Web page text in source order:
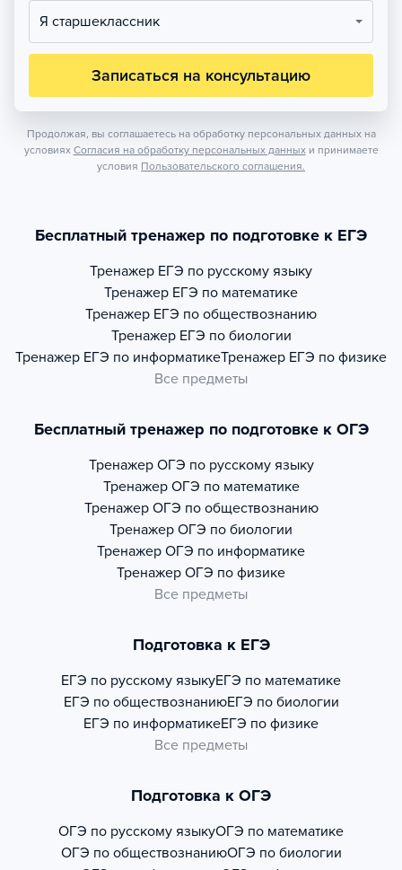
Я старшеклассник
Записаться на консультацию
Продолжая, вы соглашаетесь на обработку персональных данных на
условиях Согласия на обработку персональных данных и принимаете
условия Пользовательского соглашения.
Бесплатный тренажер по подготовке к ЕГЭ
Тренажер ЕГЭ по русскому языку
Тренажер ЕГЭ по математике
Тренажер ЕГЭ по обществознанию
Тренажер ЕГЭ по биологии
Тренажер ЕГЭ по информатикеТренажер ЕГЭ по физике
Все предметы
Бесплатный тренажер по подготовке к ОГЭ
Тренажер ОГЭ по русскому языку
Тренажер ОГЭ по математике
Тренажер ОГЭ по обществознанию
Тренажер ОГЭ по биологии
Тренажер ОГЭ по информатике
Тренажер ОГЭ по физике
Все предметы
Подготовка к ЕГЭ
ЕГЭ по русскому языкуЕГЭ по математике
ЕГЭ по обществознаниюЕГЭ по биологии
ЕГЭ по информатикеЕГЭ по физике
Все предметы
Подготовка к ОГЭ
ОГЭ по русскому языкуОГЭ по математике
ОГЭ по обществознаниюОГЭ по биологии